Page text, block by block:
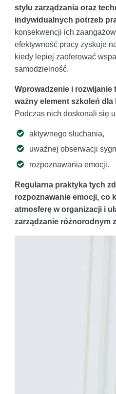
stylu zarządzania oraz
indywidualnych potrzeb
konsekwencji ich
efektywność pracy zyskuje
kiedy lepiej zaoferować
samodzielność.
Wprowadzenie i rozwijanie
ważny element szkoleń dla
Podczas nich doskonali się
aktywnego słuchania,
uważnej obserwacji
rozpoznawania emocji.
Regularna praktyka tych
rozpoznawanie emocji, co
atmosferę w organizacji i
zarządzanie różnorodnym